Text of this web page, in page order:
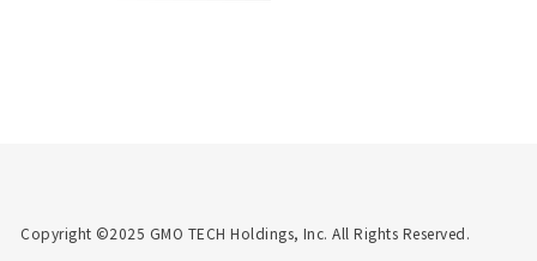
Copyright ©2025 GMO TECH Holdings, Inc. All Rights Reserved.